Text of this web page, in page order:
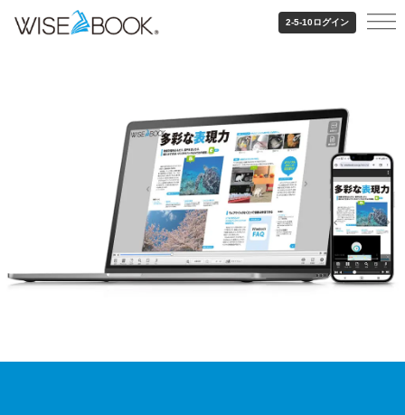
2-5-10ログイン